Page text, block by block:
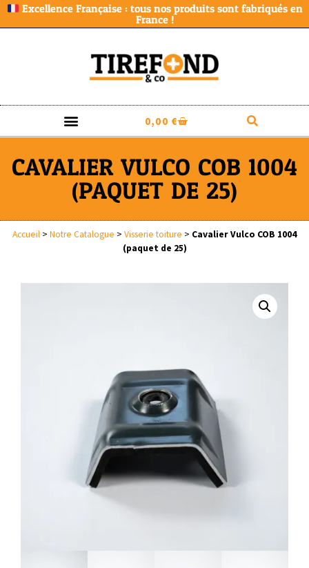
Excellence Française : tous nos produits sont fabriqués en
France !
0,00 €
CAVALIER VULCO COB 1004
(PAQUET DE 25)
Accueil > Notre Catalogue > Visserie toiture > Cavalier Vulco COB 1004
(paquet de 25)